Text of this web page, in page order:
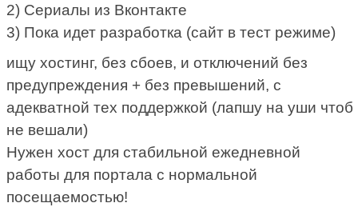
2) Сериалы из Вконтакте
3) Пока идет разработка (сайт в тест режиме)
ищу хостинг, без сбоев, и отключений без
предупреждения + без превышений, с
адекватной тех поддержкой (лапшу на уши чтоб
не вешали)
Нужен хост для стабильной ежедневной
работы для портала с нормальной
посещаемостью!